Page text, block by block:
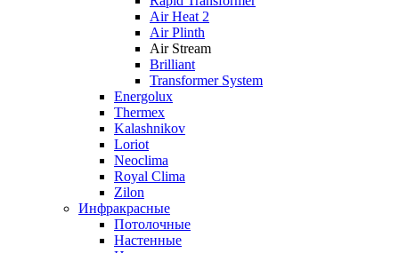
Air Heat 2
Air Plinth
Air Stream
Brilliant
Transformer System
Energolux
Тhermex
Kalashnikov
Loriot
Neoclima
Royal Clima
Zilon
Инфракрасные
Потолочные
Настенные